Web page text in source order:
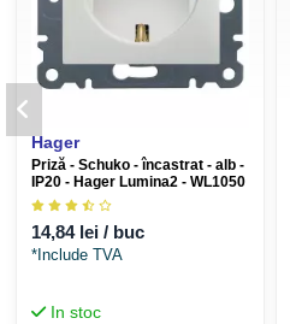
Hager
Priză - Schuko - încastrat - alb -
IP20 - Hager Lumina2 - WL1050
14,84 lei / buc
*Include TVA
In stoc